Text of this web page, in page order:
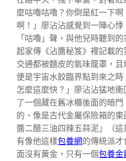
麼咕嚕咕嚕？你倒是紅一下
啊！」廖沾沾感覺到一陣心
「咕嚕」聲，與他兒時聽到
起家傳《沾醬秘笈》裡記載
交通都被麵皮的氣味籠罩，且
便是宇宙水餃臨界點到來之
怎麼這麼快？」廖沾沾猛地
了一個藏在舊冰櫃後面的暗
的、像是古代金屬保險箱的
醬二醋三油四辣五蒜泥」（
有像他這樣包養網的傳統派
面沒有黃金，只有一個包養金